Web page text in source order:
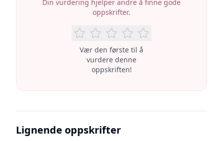
Din vurdering hjelper andre å finne gode
oppskrifter.
Vær den første til å
vurdere denne
oppskriften!
Lignende oppskrifter